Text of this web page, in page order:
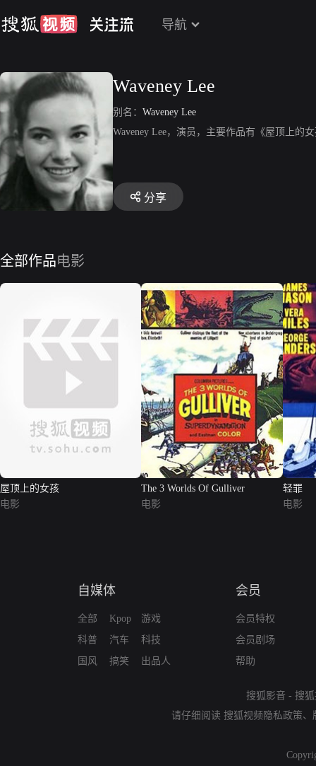
导航
Waveney Lee
别名： Waveney Lee
Waveney Lee，演员，主要作品有《屋顶上的
分享
全部作品电影
屋顶上的女孩
电影
The 3 Worlds Of Gulliver
电影
轻罪
电影
自媒体
全部
科普
国风
Kpop
汽车
搞笑
游戏
科技
出品人
会员
会员特权
会员剧场
帮助
搜狐影音 - 搜
请仔细阅读 搜狐视频隐私政策、